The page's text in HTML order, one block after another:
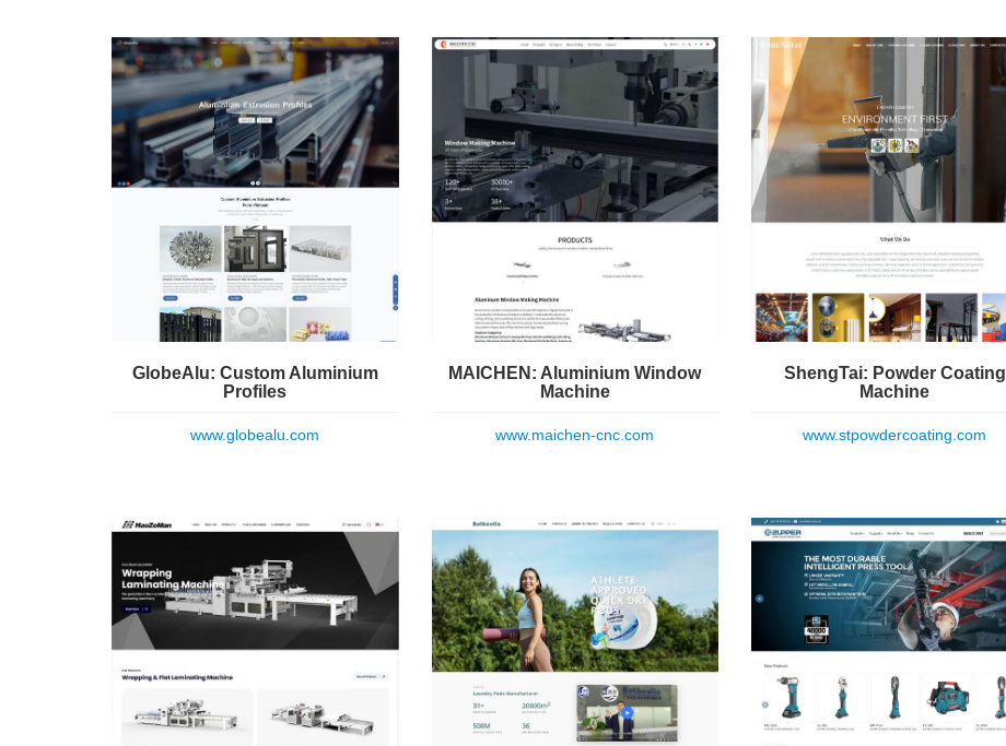
GlobeAlu: Custom Aluminium
Profiles
www.globealu.com
MAICHEN: Aluminium Window
Machine
www.maichen-cnc.com
ShengTai: Powder Coating
Machine
www.stpowdercoating.com